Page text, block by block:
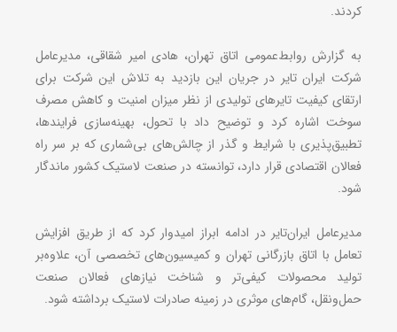
کردند.
به گزارش روابط‌عمومی اتاق تهران، هادی امیر شقاقی، مدیرعامل
شرکت ایران تایر در جریان این بازدید به تلاش این شرکت برای
ارتقای کیفیت تایر‌های تولیدی از نظر میزان امنیت و کاهش مصرف‌
سوخت اشاره کرد و توضیح داد با تحول، بهینه‌سازی فرایندها،‌
تطبیق‌پذیری با شرایط و گذر از چالش‌های بی‌شماری که بر سر راه
فعالان اقتصادی قرار دارد، توانسته در صنعت لاستیک کشور ماندگار
شود.
مدیرعامل ایران‌تایر در ادامه ابراز امیدوار کرد که از طریق افزایش
تعامل با اتاق بازرگانی تهران و کمیسیون‌های تخصصی آن،‌ علاوه‌بر
تولید محصولات کیفی‌تر و شناخت نیازهای فعالان صنعت
حمل‌ونقل، گام‌‌های موثری در زمینه صادرات لاستیک برداشته شود.